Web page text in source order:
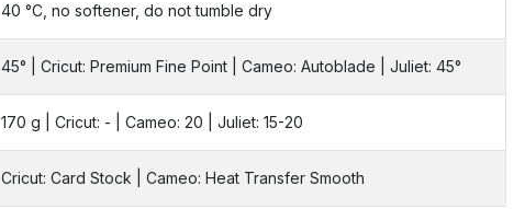
40 °C, no softener, do not tumble dry
45° | Cricut: Premium Fine Point | Cameo: Autoblade | Juliet: 45°
170 g | Cricut: - | Cameo: 20 | Juliet: 15-20
Cricut: Card Stock | Cameo: Heat Transfer Smooth